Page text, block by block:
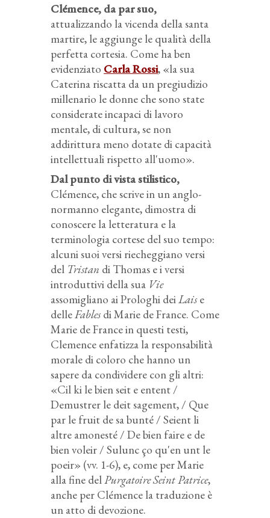
Clémence, da par suo,
attualizzando la vicenda della santa
martire, le aggiunge le qualità della
perfetta cortesia. Come ha ben
evidenziato Carla Rossi, «la sua
Caterina riscatta da un pregiudizio
millenario le donne che sono state
considerate incapaci di lavoro
mentale, di cultura, se non
addirittura meno dotate di capacità
intellettuali rispetto all'uomo».
Dal punto di vista stilistico,
Clémence, che scrive in un anglo-
normanno elegante, dimostra di
conoscere la letteratura e la
terminologia cortese del suo tempo:
alcuni suoi versi riecheggiano versi
del Tristan di Thomas e i versi
introduttivi della sua Vie
assomigliano ai Prologhi deiLaise
delleFablesdi Marie de France. Come
Marie de France in questi testi,
Clemence enfatizza la responsabilità
morale di coloro che hanno un
sapere da condividere con gli altri:
«Cil ki le bien seit e entent /
Demustrer le deit sagement, / Que
par le fruit de sa bunté / Seient li
altre amonesté / De bien faire e de
bien voleir / Sulunc ço qu'en unt le
poeir» (vv. 1-6), e, come per Marie
alla fine delPurgatoire Seint Patrice,
anche per Clémence la traduzione è
un atto di devozione.